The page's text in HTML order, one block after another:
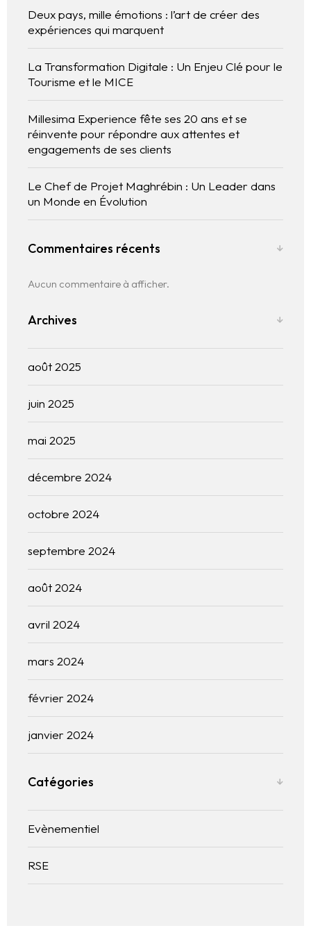
L’expérience
WE.
Centres d’Expertises
Réalisations
Contact
English
Deux pays, mille émotions : l’art de créer des
expériences qui marquent
La Transformation Digitale : Un Enjeu Clé pour le
Tourisme et le MICE
Millesima Experience fête ses 20 ans et se
réinvente pour répondre aux attentes et
engagements de ses clients
Le Chef de Projet Maghrébin : Un Leader dans
un Monde en Évolution
Commentaires récents
Aucun commentaire à afficher.
Archives
août 2025
juin 2025
mai 2025
décembre 2024
octobre 2024
septembre 2024
août 2024
avril 2024
mars 2024
février 2024
janvier 2024
Catégories
Evènementiel
RSE